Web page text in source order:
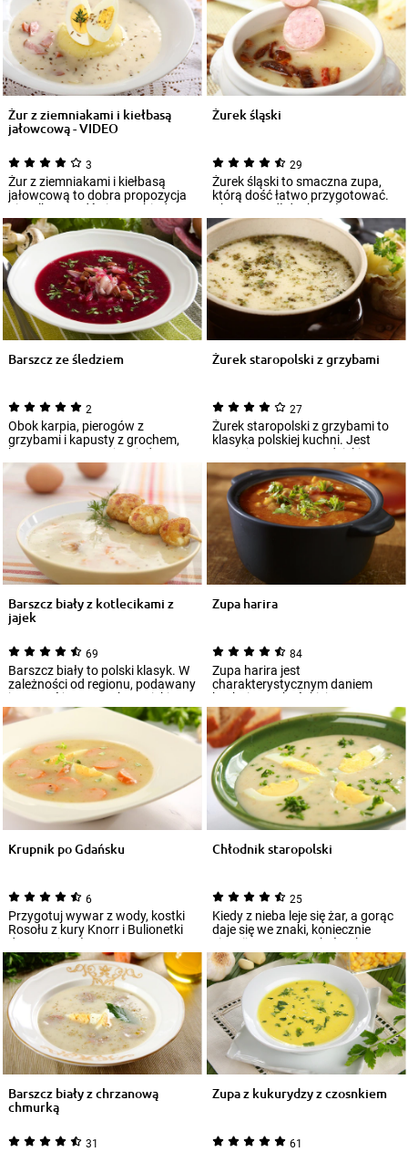
Żur z ziemniakami i kiełbasą
jałowcową - VIDEO
3
Żur z ziemniakami i kiełbasą
jałowcową to dobra propozycja
nie tylko na odświętny obiad.
Jeśli ch...
Żurek śląski
29
Żurek śląski to smaczna zupa,
którą dość łatwo przygotować.
Aby wyszedł doskonały,
wykorzystaj do...
Barszcz ze śledziem
2
Obok karpia, pierogów z
grzybami i kapusty z grochem,
barszcz czerwony jest jednym z
podstawowych...
Żurek staropolski z grzybami
27
Żurek staropolski z grzybami to
klasyka polskiej kuchni. Jest
gęsty i aromatyczny dzięki
dodatkow...
Barszcz biały z kotlecikami z
jajek
69
Barszcz biały to polski klasyk. W
zależności od regionu, podawany
jest na różne sposoby. Dzięki t...
Zupa harira
84
Zupa harira jest
charakterystycznym daniem
kuchni marokańskiej,
popularnym też w sąsiednich
kraja...
Krupnik po Gdańsku
6
Przygotuj wywar z wody, kostki
Rosołu z kury Knorr i Bulionetki
domowej wołowej Knorr...
Chłodnik staropolski
25
Kiedy z nieba leje się żar, a gorąc
daje się we znaki, koniecznie
sięgnij po potrawy, których – p...
Barszcz biały z chrzanową
chmurką
31
Zupa z kukurydzy z czosnkiem
61